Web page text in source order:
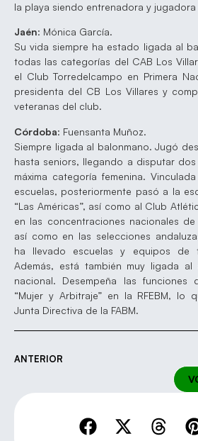
la playa siendo entrenadora y jugadora
Jaén: Mónica García.
Su vida siempre ha estado ligada al
todas las categorías del CAB Los
el Club Torredelcampo en Primera
presidenta del CB Los Villares y
veteranas del club.
Córdoba: Fuensanta Muñoz.
Siempre ligada al balonmano. Jugó
hasta seniors, llegando a disputar
máxima categoría femenina.
escuelas, posteriormente pasó a la
“Las Américas”, así como al Club
en las concentraciones nacionales
así como en las selecciones
ha llevado escuelas y equipos de
Además, está también muy ligada
nacional. Desempeña las
“Mujer y Arbitraje” en la RFEBM, lo
Junta Directiva de la FABM.
ANTERIOR